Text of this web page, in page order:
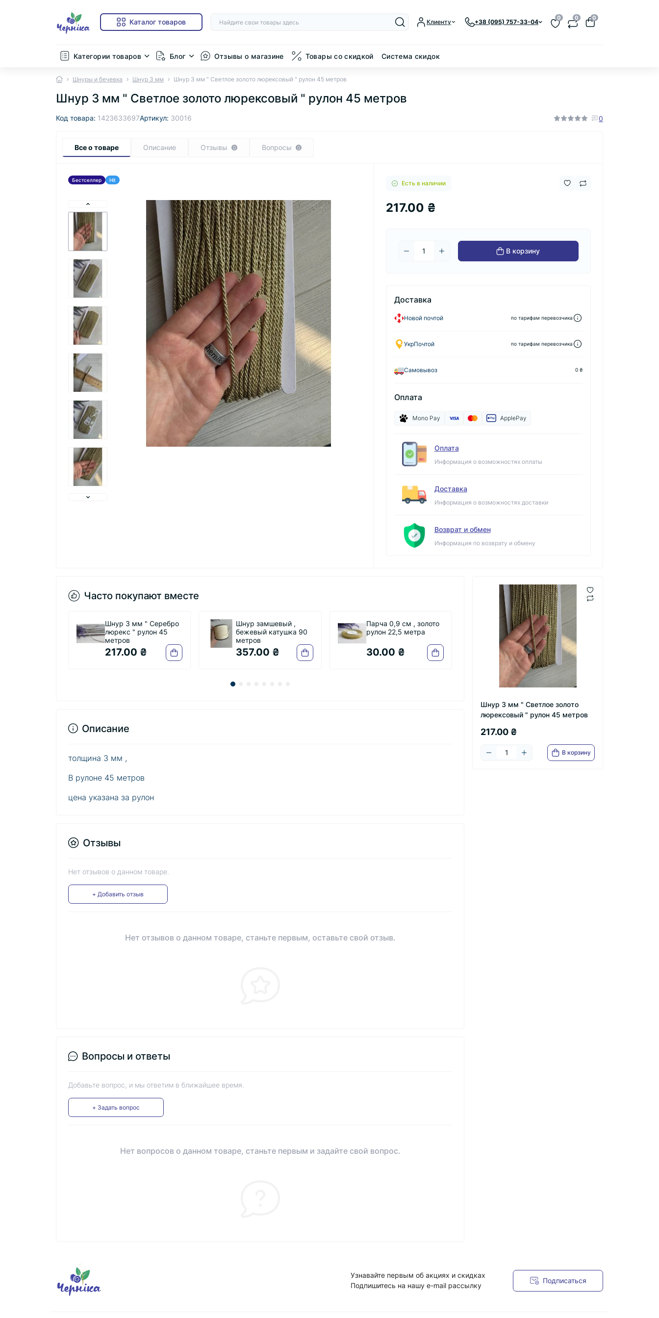
Каталог товаров Клиенту +38 (095) 757-33-04
0 0 0
Категории товаров Блог Отзывы о магазине Товары со скидкой Система скидок
Шнуры и бечевка Шнур 3 мм Шнур 3 мм " Светлое золото люрексовый " рулон 45 метров
Шнур 3 мм " Светлое золото люрексовый " рулон 45 метров
Код товара: 1423633697Артикул: 30016 0
Все о товаре Описание Отзывы 0 Вопросы 0
Бестселлер Hit Есть в наличии
217.00 ₴
В корзину
Доставка
Новой почтой по тарифам перевозчика
УкрПочтой по тарифам перевозчика
Самовывоз 0 ₴
Оплата
Mono Pay ApplePay
Оплата
Информация о возможностях оплаты
Доставка
Информация о возможностях доставки
Возврат и обмен
Информация по возврату и обмену
Шнур 3 мм " Светлое золото
люрексовый " рулон 45 метров
217.00 ₴
В корзину
Часто покупают вместе
Шнур 3 мм " Серебро
люрекс " рулон 45
метров
217.00 ₴
Шнур замшевый ,
бежевый катушка 90
метров
357.00 ₴
Парча 0,9 см , золото
рулон 22,5 метра
30.00 ₴
Глиттер в банке "
Средней фракции "
золото
139.00 ₴
Описание
толщина 3 мм ,
В рулоне 45 метров
цена указана за рулон
Отзывы
Нет отзывов о данном товаре.
+ Добавить отзыв
Нет отзывов о данном товаре, станьте первым, оставьте свой отзыв.
Вопросы и ответы
Добавьте вопрос, и мы ответим в ближайшее время.
+ Задать вопрос
Нет вопросов о данном товаре, станьте первым и задайте свой вопрос.
Узнавайте первым об акциях и скидках
Подпишитесь на нашу e-mail рассылку
Подписаться